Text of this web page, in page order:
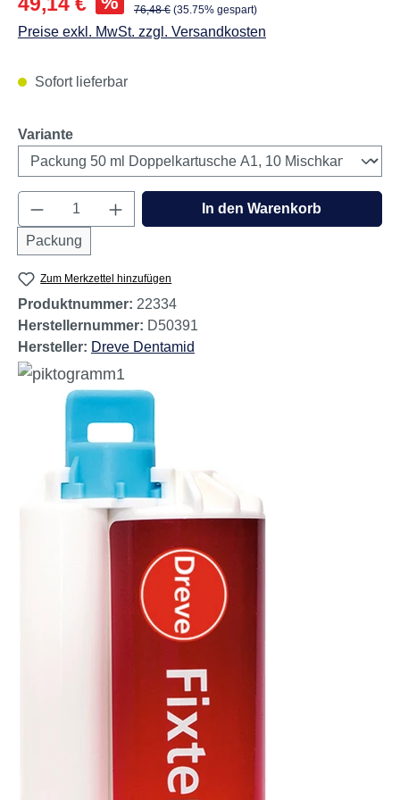
Regulärer Preis:
76,48 € (35.75% gespart)
Preise exkl. MwSt. zzgl. Versandkosten
Sofort lieferbar
Varianteauswählen
Produkt Anzahl: Gib den gewünschten
Packung
In den Warenkorb
Zum Merkzettel hinzufügen
Produktnummer: 22334
Herstellernummer: D50391
Hersteller: Dreve Dentamid